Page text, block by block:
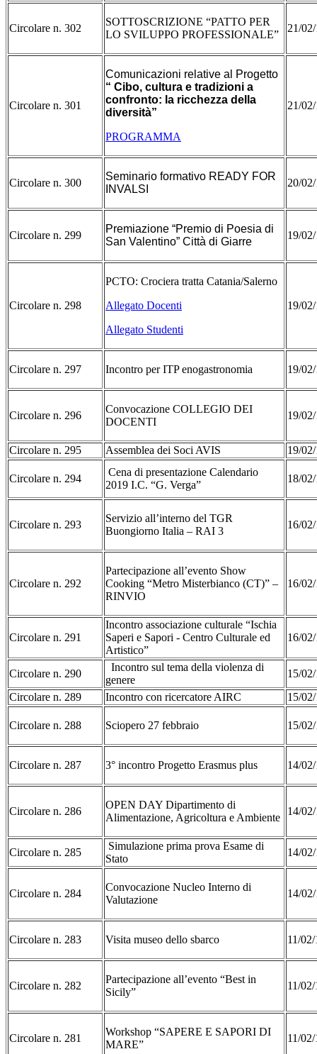
Circolare n. 302
SOTTOSCRIZIONE “PATTO PER
LO SVILUPPO PROFESSIONALE”
21/
Circolare n. 301
Comunicazioni relative al Progetto
“ Cibo, cultura e tradizioni a
confronto: la ricchezza della
diversità”
PROGRAMMA
21/
Circolare n. 300
Seminario formativo READY FOR
INVALSI
20/
Circolare n. 299
Premiazione “Premio di Poesia di
San Valentino” Città di Giarre
19/
Circolare n. 298
PCTO: Crociera tratta Catania/Salerno
Allegato Docenti
Allegato Studenti
19/
Circolare n. 297 Incontro per ITP enogastronomia 19/
Circolare n. 296
Convocazione COLLEGIO DEI
DOCENTI
19/
Circolare n. 295 Assemblea dei Soci AVIS 19/
Circolare n. 294
Cena di presentazione Calendario
2019 I.C. “G. Verga”
18/
Circolare n. 293
Servizio all’interno del TGR
Buongiorno Italia – RAI 3
16/
Circolare n. 292
Partecipazione all’evento Show
Cooking “Metro Misterbianco (CT)” –
RINVIO
16/
Circolare n. 291
Incontro associazione culturale “Ischia
Saperi e Sapori - Centro Culturale ed
Artistico”
16/
Circolare n. 290
Incontro sul tema della violenza di
genere
15/
Circolare n. 289
Incontro con ricercatore AIRC 15/
Circolare n. 288 Sciopero 27 febbraio 15/
Circolare n. 287 3° incontro Progetto Erasmus plus 14/
Circolare n. 286
OPEN DAY Dipartimento di
Alimentazione, Agricoltura e Ambiente
14/
Circolare n. 285
Simulazione prima prova Esame di
Stato
14/
Circolare n. 284
Convocazione Nucleo Interno di
Valutazione
14/
Circolare n. 283 Visita museo dello sbarco 11/
Circolare n. 282
Partecipazione all’evento “Best in
Sicily”
11/
Circolare n. 281
Workshop “SAPERE E SAPORI DI
MARE”
11/